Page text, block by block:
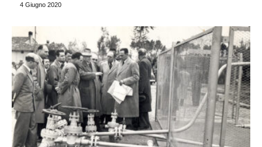
4 Giugno 2020